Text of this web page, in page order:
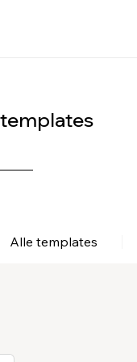
Alle templates